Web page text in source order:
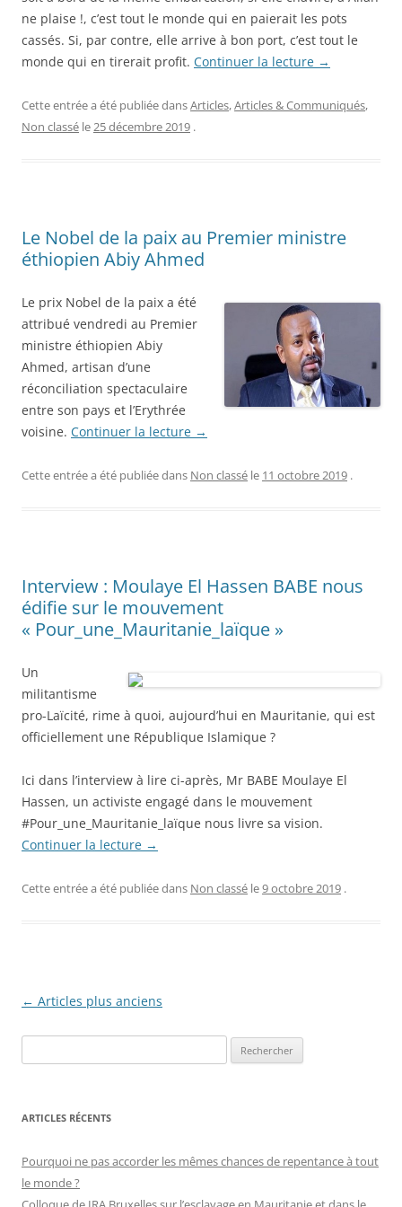
ne plaise !, c’est tout le monde qui en paierait les pots
cassés. Si, par contre, elle arrive à bon port, c’est tout le
monde qui en tirerait profit. Continuer la lecture →
Cette entrée a été publiée dansArticles,Articles & Communiqués,
Non classé le25 décembre 2019 .
Le Nobel de la paix au Premier ministre
éthiopien Abiy Ahmed
Le prix Nobel de la paix a été
attribué vendredi au Premier
ministre éthiopien Abiy
Ahmed, artisan d’une
réconciliation spectaculaire
entre son pays et l’Erythrée
voisine. Continuer la lecture →
Cette entrée a été publiée dans Non classé le 11 octobre 2019 .
Interview : Moulaye El Hassen BABE nous
édifie sur le mouvement
« Pour_une_Mauritanie_laïque »
Un
militantisme
pro-Laïcité, rime à quoi, aujourd’hui en Mauritanie, qui est
officiellement une République Islamique ?
Ici dans l’interview à lire ci-après, Mr BABE Moulaye El
Hassen, un activiste engagé dans le mouvement
#Pour_une_Mauritanie_laïque nous livre sa vision.
Continuer la lecture →
Cette entrée a été publiée dans Non classé le9 octobre 2019 .
Navigation
← Articles plus anciens
e
h
r
c
h
ARTICLES RÉCENTS
Pourquoi ne pas accorder les mêmes chances de repentance à tout
le monde ?